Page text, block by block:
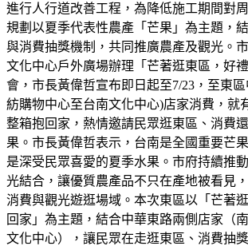
進行人行道改善工程，為降低施工期間對
規劃以夏季代表性農產「芒果」為主題，
與消費抽獎機制，共同推廣農產及觀光。
文化中心戶外廣場辦理「芒著逛東區，好
會，市長黃偉哲宣布即日起至7/23，至東
紡購物中心至台南文化中心)店家消費，就
整箱抱回家，熱情邀請民眾逛東區、消費
果。市長黃偉哲表示，台南是全國重要芒
是深受民眾喜愛的夏季水果。市府持續推
光結合，讓優質農產品不只在產地被看見
消費與觀光遊逛場域。本次東區以「芒著
回家」為主題，結合中華東路兩側店家（
文化中心），讓民眾在走逛東區、消費抽